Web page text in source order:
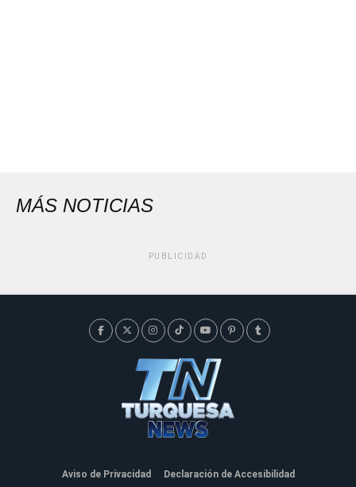
MÁS NOTICIAS
PUBLICIDAD
Aviso de Privacidad Declaración de Accesibilidad